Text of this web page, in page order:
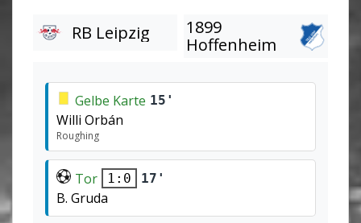
RB Leipzig
1899
Hoffenheim
Gelbe Karte 15'
Willi Orbán
Roughing
Tor 1:0 17'
B. Gruda